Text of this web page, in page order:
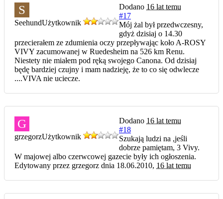
S
SeehundUżytkownik
Dodano 16 lat temu
#17
Mój żal był przedwczesny,
gdyż dzisiaj o 14.30
przecierałem ze zdumienia oczy przepływając koło A-ROSY
VIVY zacumowanej w Ruedesheim na 526 km Renu.
Niestety nie miałem pod ręką swojego Canona. Od dzisiaj
będę bardziej czujny i mam nadzieję, że to co się odwlecze
....VIVA nie uciecze.
G
grzegorzUżytkownik
Dodano 16 lat temu
#18
Szukają ludzi na ,jeśli
dobrze pamiętam, 3 Vivy.
W majowej albo czerwcowej gazecie były ich ogłoszenia.
Edytowany przez grzegorz dnia 18.06.2010, 16 lat temu